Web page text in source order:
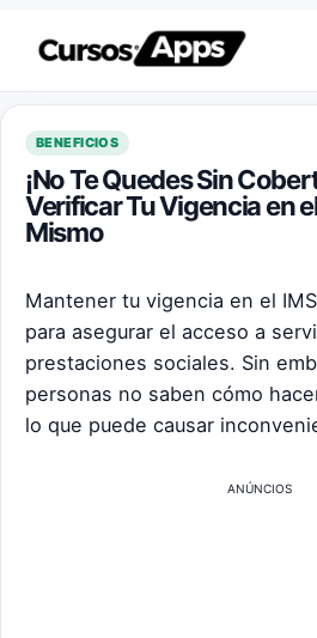
Saltar al contenido
BENEFICIOS
¡No Te Quedes Sin
Verificar Tu Vigencia en
Mismo
Mantener tu vigencia en el
para asegurar el acceso a
prestaciones sociales. Sin
personas no saben cómo
lo que puede causar
ANÚNCIOS